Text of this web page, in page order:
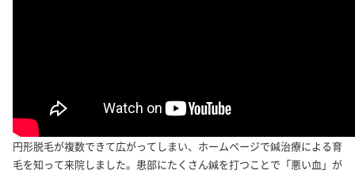
円形脱毛が複数できて広がってしまい、ホームページで鍼治療による育
毛を知って来院しました。患部にたくさん鍼を打つことで「悪い血」が